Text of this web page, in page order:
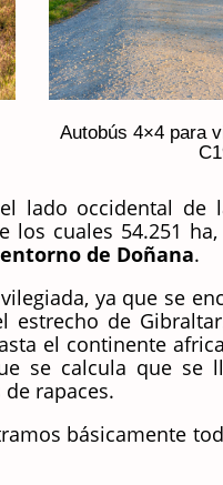
Autobús 4×4 para
lado occidental
los cuales 54.251
de Doñana.
ya que se
de
el continente
se calcula que se
rapaces.
básicamente